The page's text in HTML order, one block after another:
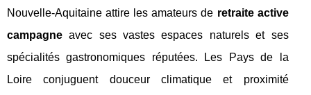
Nouvelle-Aquitaine attire les amateurs de retraite active
campagne avec ses vastes espaces naturels et ses
spécialités gastronomiques réputées. Les Pays de la
Loire conjuguent douceur climatique et proximité